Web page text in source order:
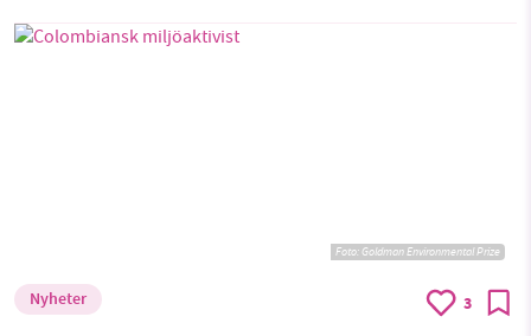
Foto: Goldman Environmental Prize
Nyheter 3